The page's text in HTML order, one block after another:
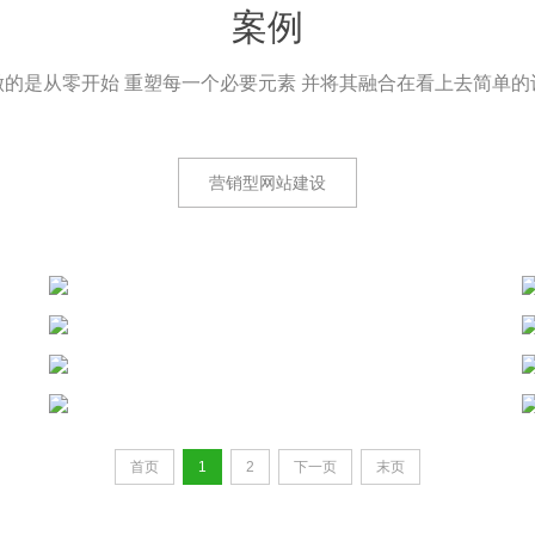
案例
是从零开始 重塑每一个必要元素 并将其融合在看上去简单
营销型网站建设
首页 1 2 下一页 末页